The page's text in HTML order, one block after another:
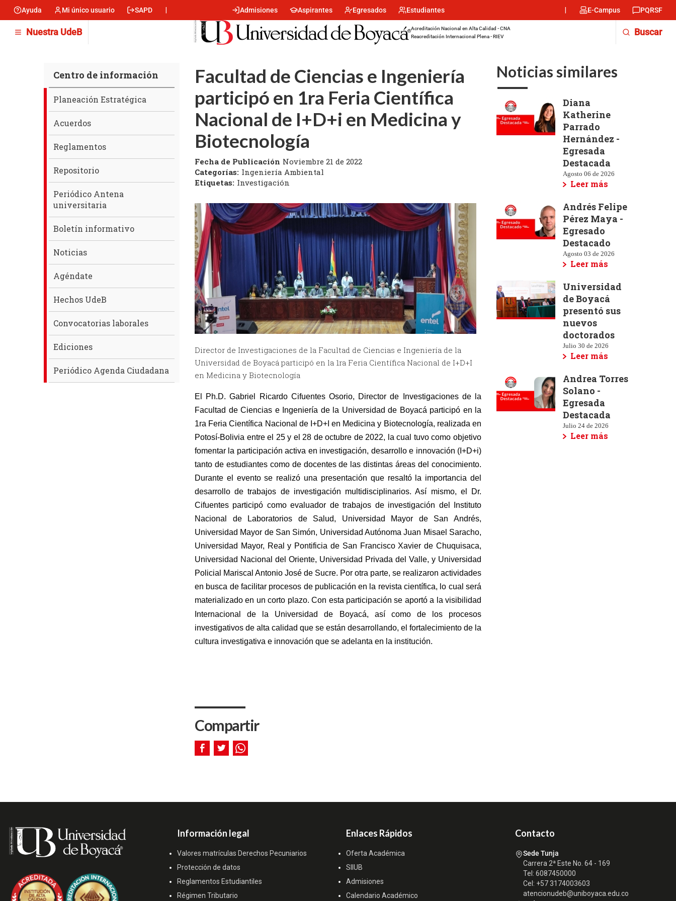
contenido
principal
Menu
Ayuda Mi único usuario SAPD
Menu
encabezado
-
Centro
Admisiones Aspirantes Egresados Estudiantes
Menu
encabezado
E-Campus PQRSF
Nuestra UdeB
Acreditación Nacional en Alta Calidad - CNA
Reacreditación Internacional Plena - RIEV
Buscar
Centro de información
Centro
de
información
Planeación Estratégica
Acuerdos
Reglamentos
Repositorio
Periódico Antena
universitaria
Boletín informativo
Noticias
Agéndate
Hechos UdeB
Convocatorias laborales
Ediciones
Periódico Agenda Ciudadana
Facultad de Ciencias e Ingeniería
participó en 1ra Feria Científica
Nacional de I+D+i en Medicina y
Biotecnología
Fecha de Publicación Noviembre 21 de 2022
Categorías: Ingeniería Ambiental
Etiquetas: Investigación
Director de Investigaciones de la Facultad de Ciencias e Ingeniería de la
Universidad de Boyacá participó en la 1ra Feria Científica Nacional de I+D+I
en Medicina y Biotecnología
El Ph.D. Gabriel Ricardo Cifuentes Osorio, Director de Investigaciones de la
Facultad de Ciencias e Ingeniería de la Universidad de Boyacá participó en la
1ra Feria Científica Nacional de I+D+I en Medicina y Biotecnología, realizada en
Potosí-Bolivia entre el 25 y el 28 de octubre de 2022, la cual tuvo como objetivo
fomentar la participación activa en investigación, desarrollo e innovación (I+D+i)
tanto de estudiantes como de docentes de las distintas áreas del conocimiento.
Durante el evento se realizó una presentación que resaltó la importancia del
desarrollo de trabajos de investigación multidisciplinarios. Así mismo, el Dr.
Cifuentes participó como evaluador de trabajos de investigación del Instituto
Nacional de Laboratorios de Salud, Universidad Mayor de San Andrés,
Universidad Mayor de San Simón, Universidad Autónoma Juan Misael Saracho,
Universidad Mayor, Real y Pontificia de San Francisco Xavier de Chuquisaca,
Universidad Nacional del Oriente, Universidad Privada del Valle, y Universidad
Policial Mariscal Antonio José de Sucre. Por otra parte, se realizaron actividades
en busca de facilitar procesos de publicación en la revista científica, lo cual será
materializado en un corto plazo. Con esta participación se aportó a la visibilidad
Internacional de la Universidad de Boyacá, así como de los procesos
investigativos de alta calidad que se están desarrollando, el fortalecimiento de la
cultura investigativa e innovación que se adelanta en la institución.
Compartir
Noticias similares
Diana
Katherine
Parrado
Hernández -
Egresada
Destacada
Agosto 06 de 2026
Leer más
Andrés Felipe
Pérez Maya -
Egresado
Destacado
Agosto 03 de 2026
Leer más
Universidad
de Boyacá
presentó sus
nuevos
doctorados
Julio 30 de 2026
Leer más
Andrea Torres
Solano -
Egresada
Destacada
Julio 24 de 2026
Leer más
Información legal
Valores matrículas Derechos Pecuniarios
Protección de datos
Reglamentos Estudiantiles
Régimen Tributario
Enlaces Rápidos
Oferta Académica
SIIUB
Admisiones
Calendario Académico
Contacto
Sede Tunja
Carrera 2ª Este No. 64 - 169
Tel: 6087450000
Cel: +57 3174003603
atencionudeb@uniboyaca.edu.co